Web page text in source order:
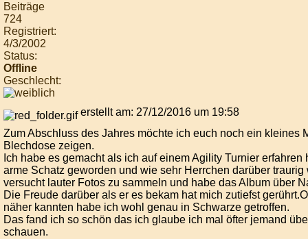
Beiträge
724
Registriert:
4/3/2002
Status:
Offline
Geschlecht:
erstellt am: 27/12/2016 um 19:58
Zum Abschluss des Jahres möchte ich euch noch ein kleines
Blechdose zeigen.
Ich habe es gemacht als ich auf einem Agility Turnier erfahren
arme Schatz geworden und wie sehr Herrchen darüber traurig
versucht lauter Fotos zu sammeln und habe das Album über
Die Freude darüber als er es bekam hat mich zutiefst
näher kannten habe ich wohl genau in Schwarze getroffen.
Das fand ich so schön das ich glaube ich mal öfter jemand
schauen.